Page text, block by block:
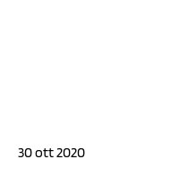
30 ott 2020